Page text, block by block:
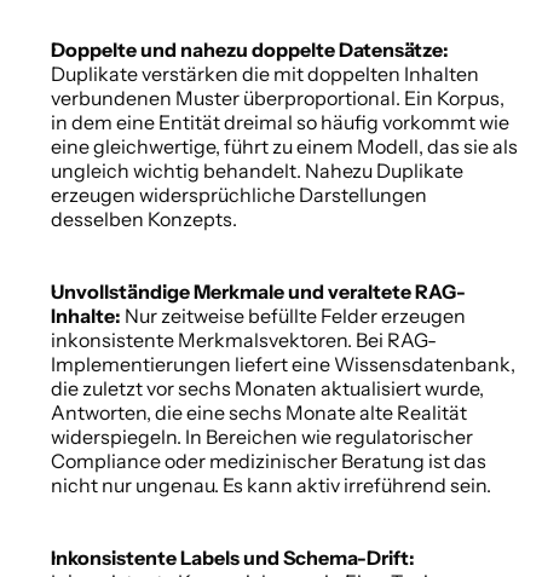
Duplikate verstärken die mit doppelten Inhalten
verbundenen Muster überproportional. Ein Korpus,
in dem eine Entität dreimal so häufig vorkommt wie
eine gleichwertige, führt zu einem Modell, das sie als
ungleich wichtig behandelt. Nahezu Duplikate
erzeugen widersprüchliche Darstellungen
desselben Konzepts.
Unvollständige Merkmale und veraltete RAG-
Inhalte: Nur zeitweise befüllte Felder erzeugen
inkonsistente Merkmalsvektoren. Bei RAG-
Implementierungen liefert eine Wissensdatenbank,
die zuletzt vor sechs Monaten aktualisiert wurde,
Antworten, die eine sechs Monate alte Realität
widerspiegeln. In Bereichen wie regulatorischer
Compliance oder medizinischer Beratung ist das
nicht nur ungenau. Es kann aktiv irreführend sein.